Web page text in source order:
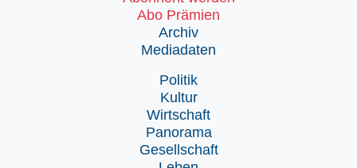
Abo Prämien
Archiv
Mediadaten
Politik
Kultur
Wirtschaft
Panorama
Gesellschaft